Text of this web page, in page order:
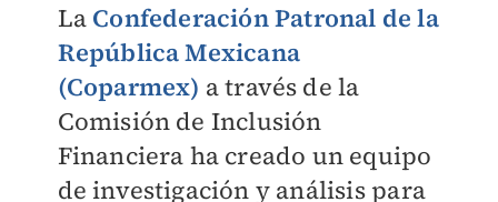
La Confederación Patronal de la
República Mexicana
(Coparmex) a través de la
Comisión de Inclusión
Financiera ha creado un equipo
de investigación y análisis para